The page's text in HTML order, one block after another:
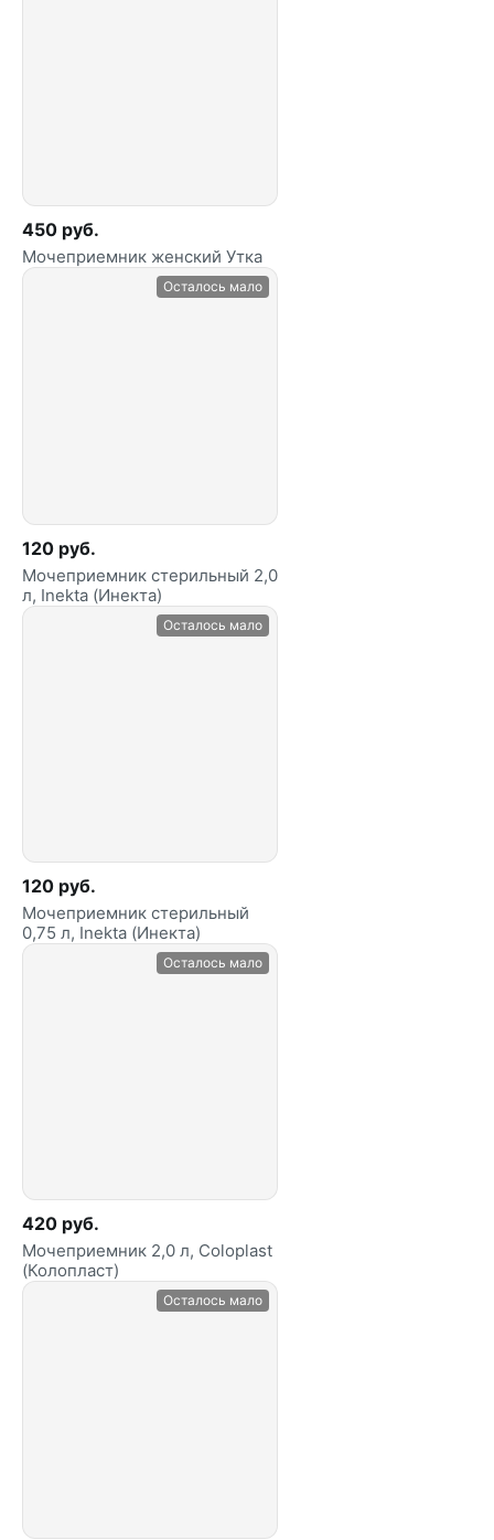
450 руб.
Мочеприемник женский Утка
Осталось мало
120 руб.
Мочеприемник стерильный 2,0
л, Inekta (Инекта)
Осталось мало
120 руб.
Мочеприемник стерильный
0,75 л, Inekta (Инекта)
Осталось мало
420 руб.
Мочеприемник 2,0 л, Coloplast
(Колопласт)
Осталось мало